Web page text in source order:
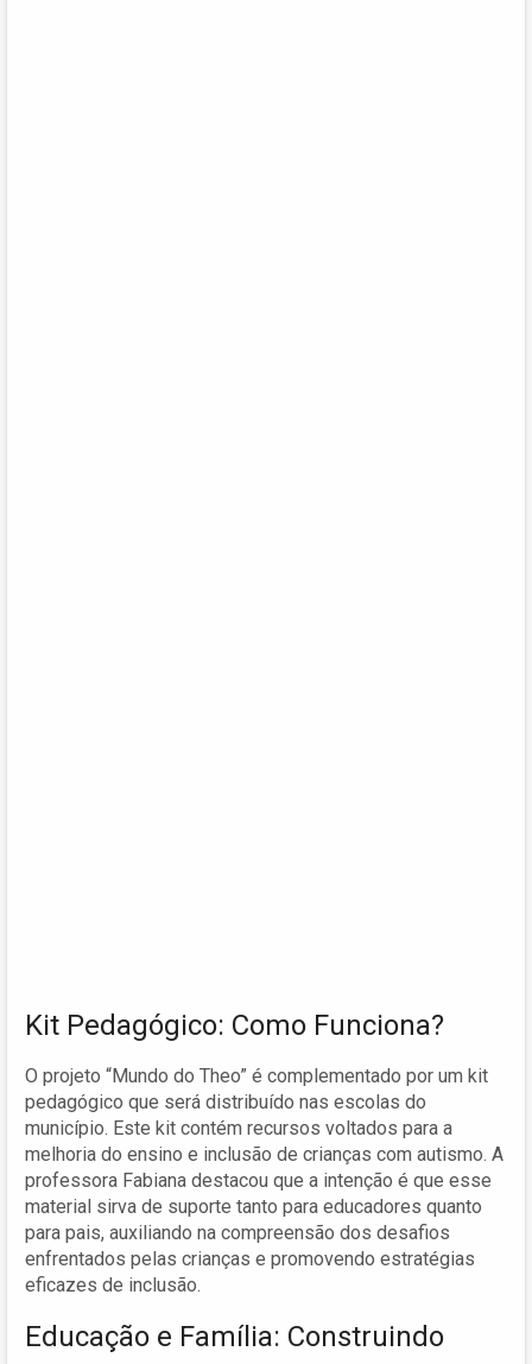
Kit Pedagógico: Como Funciona?
O projeto “Mundo do Theo” é complementado por um kit
pedagógico que será distribuído nas escolas do
município. Este kit contém recursos voltados para a
melhoria do ensino e inclusão de crianças com autismo. A
professora Fabiana destacou que a intenção é que esse
material sirva de suporte tanto para educadores quanto
para pais, auxiliando na compreensão dos desafios
enfrentados pelas crianças e promovendo estratégias
eficazes de inclusão.
Educação e Família: Construindo